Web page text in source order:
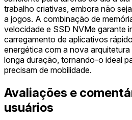
trabalho criativas, embora não
a jogos. A combinação de
velocidade e SSD NVMe garante
carregamento de aplicativos
energética com a nova
longa duração, tornando-o ideal
precisam de mobilidade.
Avaliações e
usuários